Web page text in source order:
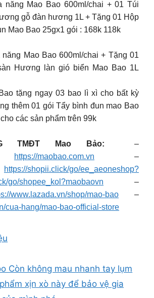
năng Mao Bao 600ml/chai + 01 Túi
gỗ đàn hương 1L + Tặng 01 Hộp
Mao Bao 25gx1 gói : 168k 118k
Mao Bao 600ml/chai + Tặng 01
Hương làn gió biển Mao Bao 1L
tặng ngay 03 bao lì xì cho bất kỳ
thêm 01 gói Tẩy bình đun mao Bao
các sản phẩm trên 99k
TMĐT Mao Bảo:
–
https://maobao.com.vn –
https://shopii.click/go/ee_aeoneshop?
go/shopee_kol?maobaovn –
www.lazada.vn/shop/mao-bao –
cua-hang/mao-bao-official-store
Còn không mau nhanh tay lụm
xịn xò này để bảo vệ gia